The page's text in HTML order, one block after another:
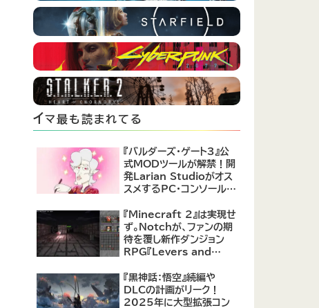
イマ最も読まれてる
『バルダーズ・ゲート3』公
式MODツールが解禁！開
発Larian Studioがオス
スメするPC・コンソール向
『Minecraft 2』は実現せ
ず。Notchが、ファンの期
待を覆し新作ダンジョン
RPG『Levers and
表！
『黒神話：悟空』続編や
DLCの計画がリーク！
2025年に大型拡張コン